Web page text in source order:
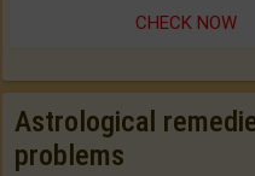
CHECK NOW
Astrological
problems